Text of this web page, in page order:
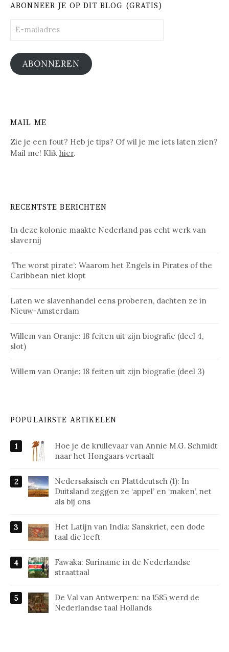
ABONNEER JE OP DIT BLOG (GRATIS)
mailadres
ABONNEREN
MAIL ME
Zie je een fout? Heb je tips? Of wil je me iets laten zien?
Mail me! Klik hier.
RECENTSTE BERICHTEN
In deze kolonie maakte Nederland pas echt werk van
slavernij
‘The worst pirate’: Waarom het Engels in Pirates of the
Caribbean niet klopt
Laten we slavenhandel eens proberen, dachten ze in
Nieuw-Amsterdam
Willem van Oranje: 18 feiten uit zijn biografie (deel 4,
slot)
Willem van Oranje: 18 feiten uit zijn biografie (deel 3)
POPULAIRSTE ARTIKELEN
Hoe je de krullevaar van Annie M.G. Schmidt
naar het Hongaars vertaalt
Nedersaksisch en Plattdeutsch (1): In
Duitsland zeggen ze ‘appel’ en ‘maken’, net
als bij ons
Het Latijn van India: Sanskriet, een dode
taal die leeft
Fawaka: Suriname in de Nederlandse
straattaal
De Val van Antwerpen: na 1585 werd de
Nederlandse taal Hollands